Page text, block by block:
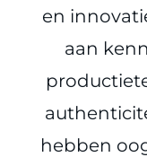
en
aan
hebben